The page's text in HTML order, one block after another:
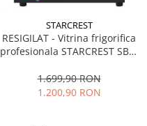
STARCREST
RESIGILAT - Vitrina frigorifica
profesionala STARCREST SBC-
reglabil, Iluminare LED, H 104
cm, Negru
1.699,90 RON
1.200,90 RON